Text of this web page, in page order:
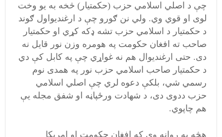
چې د اصلي اسلامي حزب (حکمتیار) څخه به یو وخت
لوی او قوي وي. ولي نن ګورو چې د ارغندیواول ګوند
د حکمتیار د اسلامي حزب تشه ډکه کړي او حکمتیار
صاحب ته افغان حکومت په هومره وزن نور قایل نه
دی. ‌حتی ارغندیوال هم نه غواړي چې په کابل کې دي
د حکمتیار صاحب اسلامي حزب نور په همدی نوم
رسمي شي، بلکې دعوه لري چې اصلي اسلامي
حزب ددوی دی، د شهادت ورځپاڼه او شفق مجله یې
هم چاپوي.
هڅه به روانه وي که افغان حکومت او امریکا